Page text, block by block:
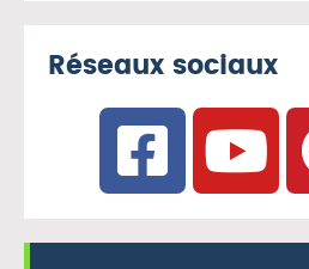
Réseaux sociaux